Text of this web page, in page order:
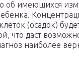
об имеющихся
(осадок)
что даст
наиболее